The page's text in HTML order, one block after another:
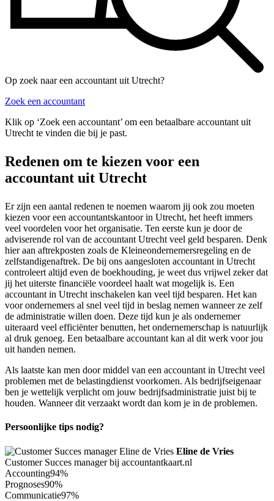
Op zoek naar een accountant uit Utrecht?
Zoek een accountant
Klik op ‘Zoek een accountant’ om een betaalbare accountant uit
Utrecht te vinden die bij je past.
Redenen om te kiezen voor een
accountant uit Utrecht
Er zijn een aantal redenen te noemen waarom jij ook zou moeten
kiezen voor een accountantskantoor in Utrecht, het heeft immers
veel voordelen voor het organisatie. Ten eerste kun je door de
adviserende rol van de accountant Utrecht veel geld besparen. Denk
hier aan aftrekposten zoals de Kleineondernemersregeling en de
zelfstandigenaftrek. De bij ons aangesloten accountant in Utrecht
controleert altijd even de boekhouding, je weet dus vrijwel zeker dat
jij het uiterste financiële voordeel haalt wat mogelijk is. Een
accountant in Utrecht inschakelen kan veel tijd besparen. Het kan
voor ondernemers al snel veel tijd in beslag nemen wanneer ze zelf
de administratie willen doen. Deze tijd kun je als ondernemer
uiteraard veel efficiënter benutten, het ondernemerschap is natuurlijk
al druk genoeg. Een betaalbare accountant kan al dit werk voor jou
uit handen nemen.
Als laatste kan men door middel van een accountant in Utrecht veel
problemen met de belastingdienst voorkomen. Als bedrijfseigenaar
ben je wettelijk verplicht om jouw bedrijfsadministratie juist bij te
houden. Wanneer dit verzaakt wordt dan kom je in de problemen.
Persoonlijke tips nodig?
Eline de Vries
Customer Succes manager bij accountantkaart.nl
Accounting94%
Prognoses90%
Communicatie97%